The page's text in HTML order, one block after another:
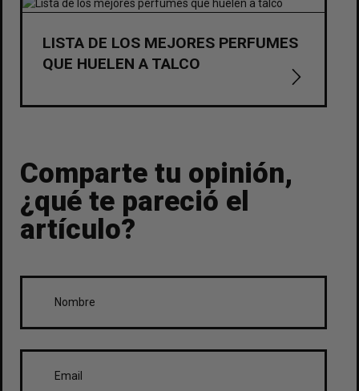
LISTA DE LOS MEJORES PERFUMES
QUE HUELEN A TALCO
Comparte tu opinión,
¿qué te pareció el
artículo?